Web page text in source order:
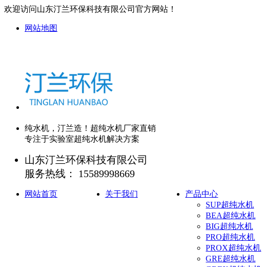
欢迎访问山东汀兰环保科技有限公司官方网站！
网站地图
纯水机， 汀兰造 ！超纯水机厂家直销
专注于实验室超纯水机解决方案
山东汀兰环保科技有限公司
服务热线： 15589998669
网站首页 关于我们
产品中心
SUP超纯水机
BEA超纯水机
BIG超纯水机
PRO超纯水机
PROX超纯水机
GRE超纯水机